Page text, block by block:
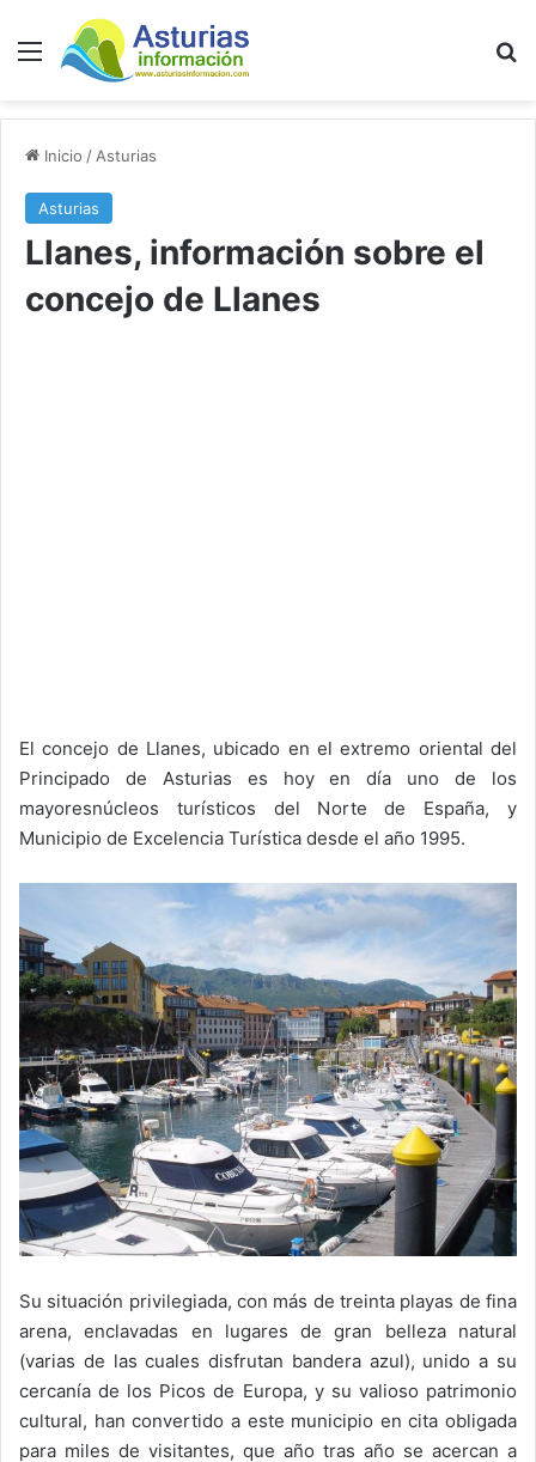
Menú
Inicio / Asturias
Asturias
Llanes, información sobre el
concejo de Llanes
El concejo de Llanes, ubicado en el extremo oriental del
Principado de Asturias es hoy en día uno de los
mayoresnúcleos turísticos del Norte de España, y
Municipio de Excelencia Turística desde el año 1995.
Su situación privilegiada, con más de treinta playas de fina
arena, enclavadas en lugares de gran belleza natural
(varias de las cuales disfrutan bandera azul), unido a su
cercanía de los Picos de Europa, y su valioso patrimonio
cultural, han convertido a este municipio en cita obligada
para miles de visitantes, que año tras año se acercan a